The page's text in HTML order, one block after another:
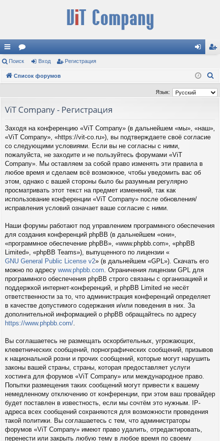
с
ы
и
ор
ум д ис
тр
Поиск Вход Регистрация
Список форумов
и
Язык:
ViT Company - Регистрация
Заходя на конференцию «ViT Company» (в дальнейшем «мы», «наш»,
«ViT Company», «https://vit-co.ru»), вы подтверждаете своё согласие
со следующими условиями. Если вы не согласны с ними,
пожалуйста, не заходите и не пользуйтесь форумами «ViT
Company». Мы оставляем за собой право изменять эти правила в
любое время и сделаем всё возможное, чтобы уведомить вас об
этом, однако с вашей стороны было бы разумным регулярно
просматривать этот текст на предмет изменений, так как
использование конференции «ViT Company» после обновления/
исправления условий означает ваше согласие с ними.
Наши форумы работают под управлением программного обеспечения
для создания конференций phpBB (в дальнейшем «они»,
«программное обеспечение phpBB», «www.phpbb.com», «phpBB
Limited», «phpBB Teams»), выпущенного по лицензии «
GNU General Public License v2» (в дальнейшем «GPL»). Скачать его
можно по адресу www.phpbb.com . Ограничения лицензии GPL для
программного обеспечения phpBB строго связаны с организацией и
поддержкой интернет-конференций, и phpBB Limited не несёт
ответственности за то, что администрация конференций определяет
в качестве допустимого содержания и/или поведения в них. За
дополнительной информацией о phpBB обращайтесь по адресу
https://www.phpbb.com/
Вы соглашаетесь не размещать оскорбительных, угрожающих,
клеветнических сообщений, порнографических сообщений, призывов
к национальной розни и прочих сообщений, которые могут нарушить
законы вашей страны, страны, которая предоставляет услуги
хостинга для форумов «ViT Company» или международное право.
Попытки размещения таких сообщений могут привести к вашему
немедленному отключению от конференции, при этом ваш провайдер
будет поставлен в известность, если мы сочтём это нужным. IP-
адреса всех сообщений сохраняются для возможности проведения
такой политики. Вы соглашаетесь с тем, что администраторы
форумов «ViT Company» имеют право удалить, отредактировать,
перенести или закрыть любую тему в любое время по своему